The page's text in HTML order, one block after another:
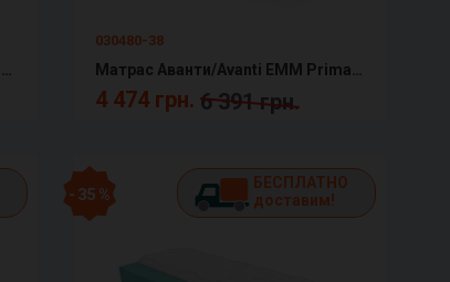
030480-38
4 474 грн. 6 391 грн.
- 35 %
БЕСПЛАТНО
доставим!